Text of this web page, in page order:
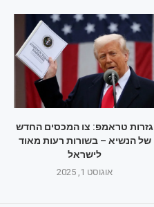
גזרות טראמפ: צו המכסים החדש
של הנשיא – בשורות רעות מאוד
לישראל
אוגוסט 1, 2025